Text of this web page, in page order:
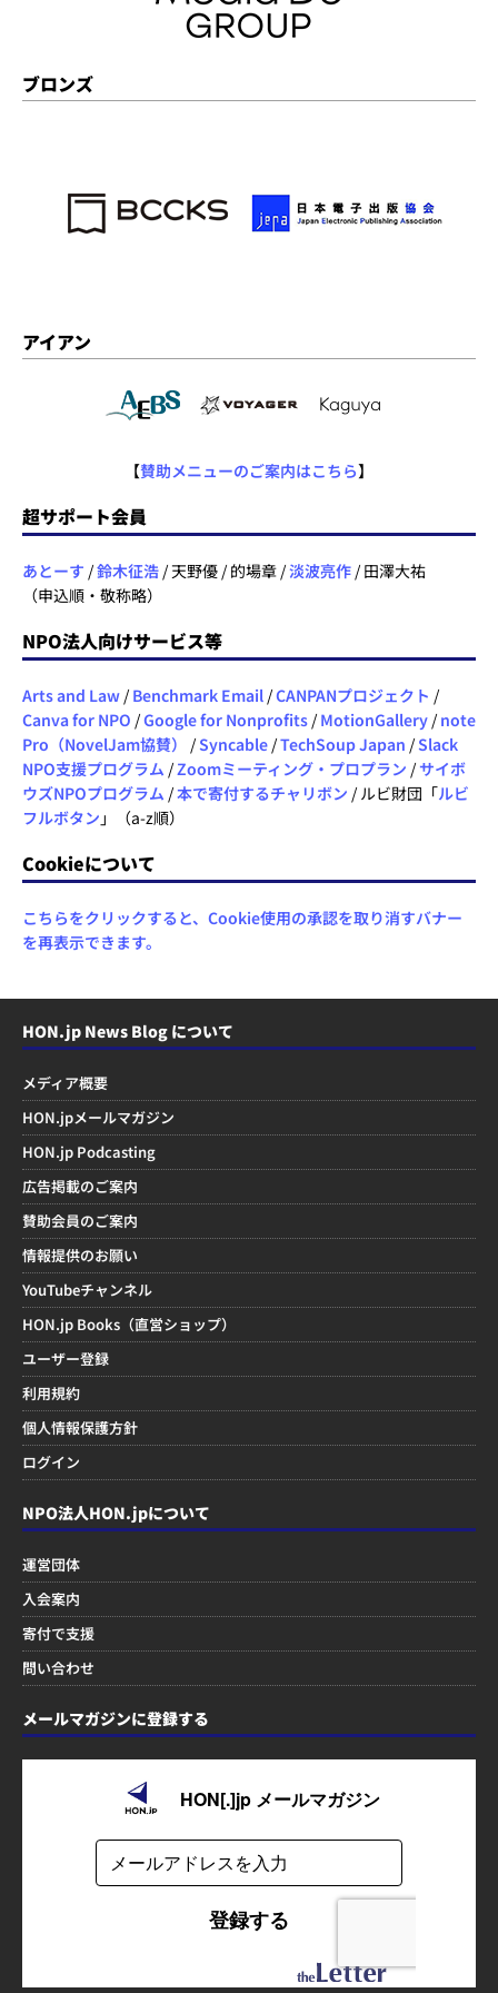
ブロンズ
アイアン
【賛助メニューのご案内はこちら】
超サポート会員
あとーす /鈴木征浩 / 天野優 / 的場章 /淡波亮作 / 田澤大祐
（申込順・敬称略）
NPO法人向けサービス等
Arts and Law / Benchmark Email /CANPANプロジェクト /
Canva for NPO /Google for Nonprofits / MotionGallery / note
Pro（NovelJam協賛）
/Syncable /TechSoup Japan /Slack
NPO支援プログラム /Zoomミーティング・プロプラン /サイボ
ウズNPOプログラム /本で寄付するチャリボン / ルビ財団「ルビ
フルボタン 」（a-z順）
Cookieについて
こちらをクリックすると、Cookie使用の承認を取り消すバナー
を再表示できます。
HON.jp News Blog について
メディア概要
HON.jpメールマガジン
HON.jp Podcasting
広告掲載のご案内
賛助会員のご案内
情報提供のお願い
YouTubeチャンネル
HON.jp Books（直営ショップ）
ユーザー登録
利用規約
個人情報保護方針
ログイン
NPO法人HON.jpについて
運営団体
入会案内
寄付で支援
問い合わせ
メールマガジンに登録する